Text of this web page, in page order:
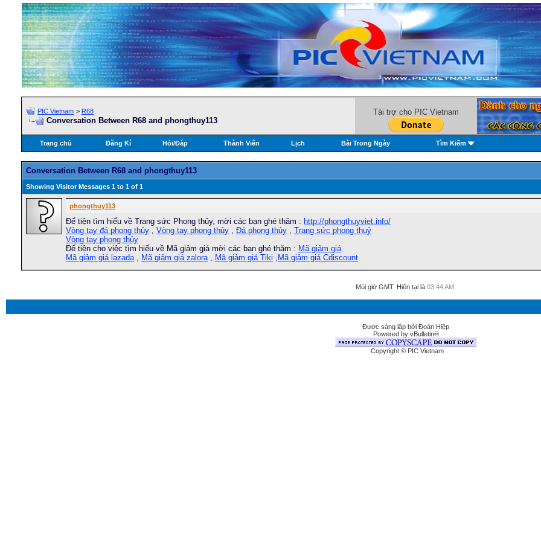
PIC Vietnam > R68
Conversation Between R68 and phongthuy113
Tài trợ cho PIC Vietnam
Trang chủ Đăng Kí Hỏi/Ðáp Thành Viên Lịch Bài Trong Ngày Tìm Kiếm
Conversation Between R68 and phongthuy113
Showing Visitor Messages 1 to 1 of 1
phongthuy113
Để tiện tìm hiểu về Trang sức Phong thủy, mời các bạn ghé thăm : http://phongthuyviet.info/
Vòng tay đá phong thủy , Vòng tay phong thủy , Đá phong thủy , Trang sức phong thuỷ
Vòng tay phong thủy
Để tiện cho việc tìm hiểu về Mã giảm giá mời các bạn ghé thăm : Mã giảm giá
Mã giảm giá lazada, Mã giảm giá zalora, Mã giảm giá Tiki , Mã giảm giá Cdiscount
Múi giờ GMT. Hiện tại là 03:44 AM
Được sáng lập bởi Đoàn Hiệp
Powered by vBulletin®
Copyright © PIC Vietnam